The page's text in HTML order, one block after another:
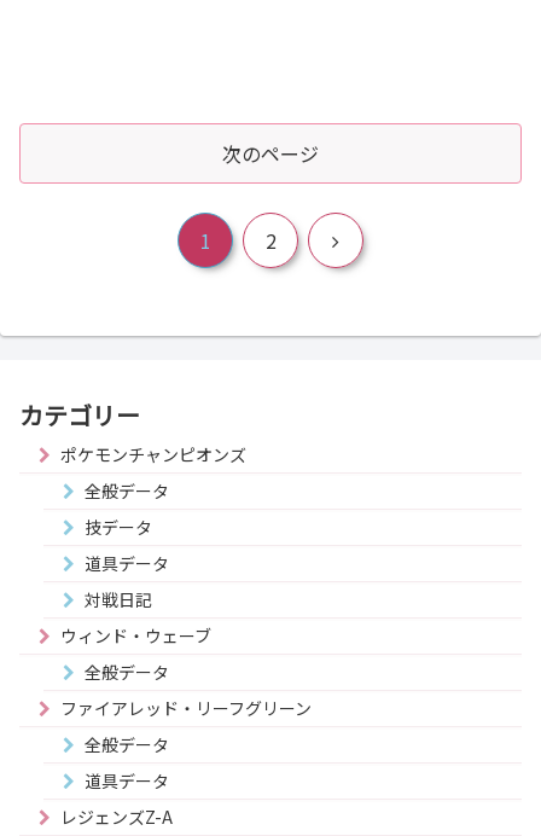
次のページ
1 2
次
カテゴリー
ポケモンチャンピオンズ
全般データ
技データ
道具データ
対戦日記
ウィンド・ウェーブ
全般データ
ファイアレッド・リーフグリーン
全般データ
道具データ
レジェンズZ-A